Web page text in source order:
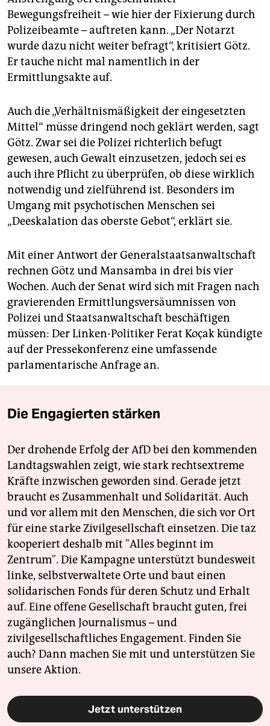
Bewegungsfreiheit – wie hier der Fixierung durch
Polizeibeamte – auftreten kann. „Der Notarzt
wurde dazu nicht weiter befragt“, kritisiert Götz.
Er tauche nicht mal namentlich in der
Ermittlungsakte auf.
Auch die „Verhältnismäßigkeit der eingesetzten
Mittel“ müsse dringend noch geklärt werden, sagt
Götz. Zwar sei die Polizei richterlich befugt
gewesen, auch Gewalt einzusetzen, jedoch sei es
auch ihre Pflicht zu überprüfen, ob diese wirklich
notwendig und zielführend ist. Besonders im
Umgang mit psychotischen Menschen sei
„Deeskalation das oberste Gebot“, erklärt sie.
Mit einer Antwort der Generalstaatsanwaltschaft
rechnen Götz und Mansamba in drei bis vier
Wochen. Auch der Senat wird sich mit Fragen nach
gravierenden Ermittlungsversäumnissen von
Polizei und Staatsanwaltschaft beschäftigen
müssen: Der Linken-Politiker Ferat Koçak kündigte
auf der Pressekonferenz eine umfassende
parlamentarische Anfrage an.
Die Engagierten stärken
Der drohende Erfolg der AfD bei den kommenden
Landtagswahlen zeigt, wie stark rechtsextreme
Kräfte inzwischen geworden sind. Gerade jetzt
braucht es Zusammenhalt und Solidarität. Auch
und vor allem mit den Menschen, die sich vor Ort
für eine starke Zivilgesellschaft einsetzen. Die taz
kooperiert deshalb mit "Alles beginnt im
Zentrum". Die Kampagne unterstützt bundesweit
linke, selbstverwaltete Orte und baut einen
solidarischen Fonds für deren Schutz und Erhalt
auf. Eine offene Gesellschaft braucht guten, frei
zugänglichen Journalismus – und
zivilgesellschaftliches Engagement. Finden Sie
auch? Dann machen Sie mit und unterstützen Sie
unsere Aktion.
Jetzt unterstützen